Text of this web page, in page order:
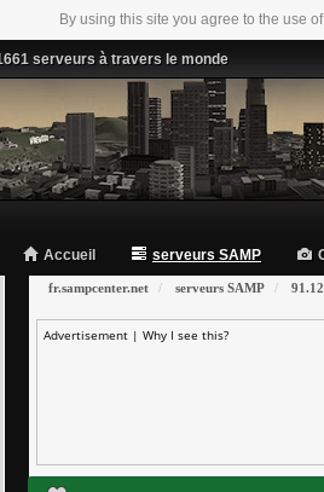
By using this site you agree to the use
serveurs à travers le monde
Accueil serveurs SAMP
fr.sampcenter.net serveurs SAMP
Advertisement | Why I see this?